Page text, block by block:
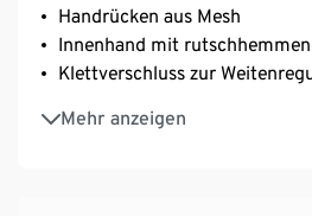
Handrücken aus Mesh
Innenhand mit
Klettverschluss zur
Mehr anzeigen
Atmungsaktiv,
schnelltrocknend durch